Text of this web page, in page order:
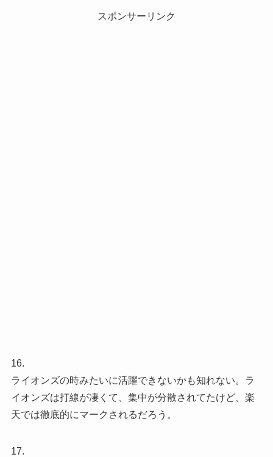
スポンサーリンク
16.
ライオンズの時みたいに活躍できないかも知れない。ラ
イオンズは打線が凄くて、集中が分散されてたけど、楽
天では徹底的にマークされるだろう。
17.